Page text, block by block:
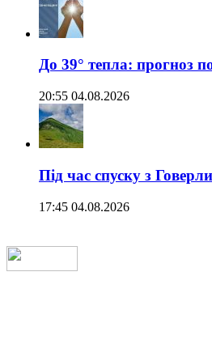
До 39° тепла: прогноз
20:55 04.08.2026
Під час спуску з
17:45 04.08.2026